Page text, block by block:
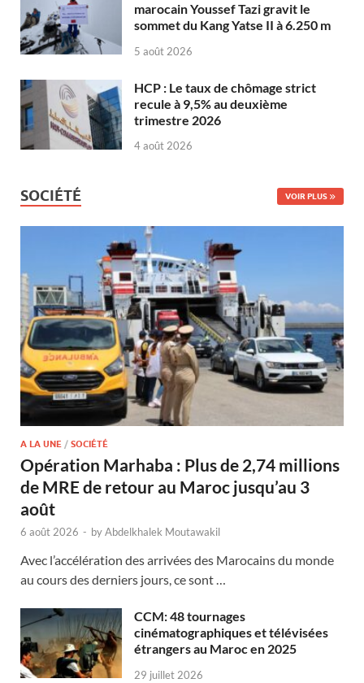
marocain Youssef Tazi gravit le
sommet du Kang Yatse II à 6.250 m
5 août 2026
HCP : Le taux de chômage strict
recule à 9,5% au deuxième
trimestre 2026
4 août 2026
SOCIÉTÉ VOIR PLUS
A LA UNE / SOCIÉTÉ
Opération Marhaba : Plus de 2,74 millions
de MRE de retour au Maroc jusqu’au 3
août
6 août 2026 - byAbdelkhalek Moutawakil
Avec l’accélération des arrivées des Marocains du monde
au cours des derniers jours, ce sont …
CCM: 48 tournages
cinématographiques et télévisées
étrangers au Maroc en 2025
29 juillet 2026